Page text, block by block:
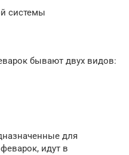
системы
бывают двух видов:
для
идут в